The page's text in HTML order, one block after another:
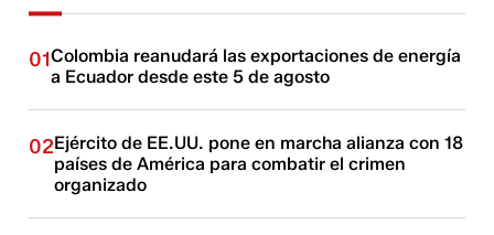
01Colombia reanudará las exportaciones de energía
a Ecuador desde este 5 de agosto
02Ejército de EE.UU. pone en marcha alianza con 18
países de América para combatir el crimen
organizado